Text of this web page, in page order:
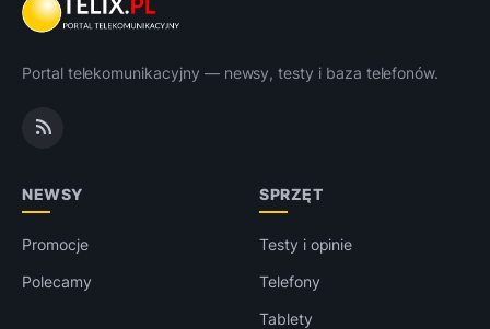
Portal telekomunikacyjny — newsy, testy i baza telefonów.
NEWSY
Promocje
Polecamy
SPRZĘT
Testy i opinie
Telefony
Tablety